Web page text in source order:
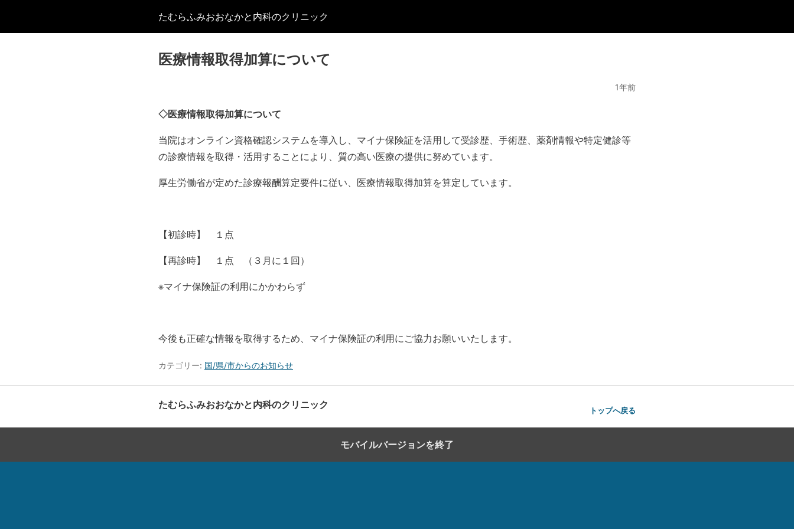
たむらふみおおなかと内科のクリニック
医療情報取得加算について
1年前
◇医療情報取得加算について
当院はオンライン資格確認システムを導入し、マイナ保険証を活用して受診歴、手術歴、薬剤情報や特定健診等
の診療情報を取得・活用することにより、質の高い医療の提供に努めています。
厚生労働省が定めた診療報酬算定要件に従い、医療情報取得加算を算定しています。
【初診時】 １点
【再診時】 １点 （３月に１回）
※マイナ保険証の利用にかかわらず
今後も正確な情報を取得するため、マイナ保険証の利用にご協力お願いいたします。
カテゴリー: 国/県/市からのお知らせ
たむらふみおおなかと内科のクリニック トップへ戻る
モバイルバージョンを終了